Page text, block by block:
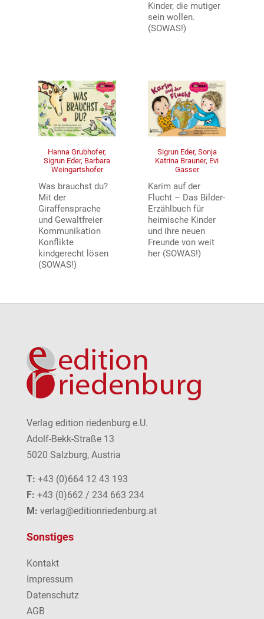
Kinder, die mutiger
sein wollen.
(SOWAS!)
Hanna Grubhofer,
Sigrun Eder, Barbara
Weingartshofer
Was brauchst du?
Mit der
Giraffensprache
und Gewaltfreier
Kommunikation
Konflikte
kindgerecht lösen
(SOWAS!)
Sigrun Eder, Sonja
Katrina Brauner, Evi
Gasser
Karim auf der
Flucht – Das Bilder-
Erzählbuch für
heimische Kinder
und ihre neuen
Freunde von weit
her (SOWAS!)
Verlag edition riedenburg e.U.
Adolf-Bekk-Straße 13
5020 Salzburg, Austria
T: +43 (0)664 12 43 193
F: +43 (0)662 / 234 663 234
M: verlag@editionriedenburg.at
Sonstiges
Kontakt
Impressum
Datenschutz
AGB